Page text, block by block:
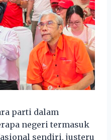
parti dalam
negeri termasuk
sendiri, justeru